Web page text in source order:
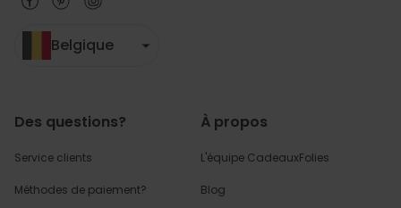
Belgique
Des questions?
Service clients
Méthodes de paiement?
À propos
L'équipe CadeauxFolies
Blog